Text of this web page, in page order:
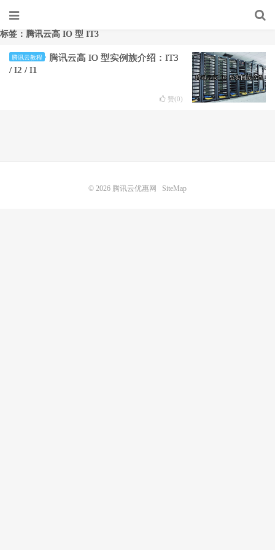
标签：腾讯云高 IO 型 IT3
腾讯云教程
腾讯云高 IO 型实例族介绍：IT3
/ I2 / I1
赞(0)
© 2026 腾讯云优惠网 SiteMap